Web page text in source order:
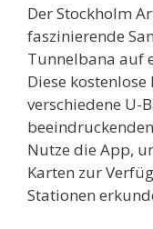
Der Stockholm
faszinierende
Tunnelbana auf
Diese
verschiedene U-
Nutze die App,
Karten zur
Stationen